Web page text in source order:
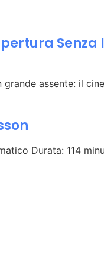
assente: il
Durata: 114